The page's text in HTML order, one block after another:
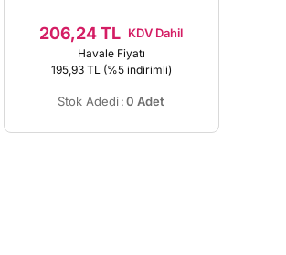
206,24 TL KDV Dahil
Havale Fiyatı
195,93 TL (%5 indirimli)
Stok Adedi : 0 Adet